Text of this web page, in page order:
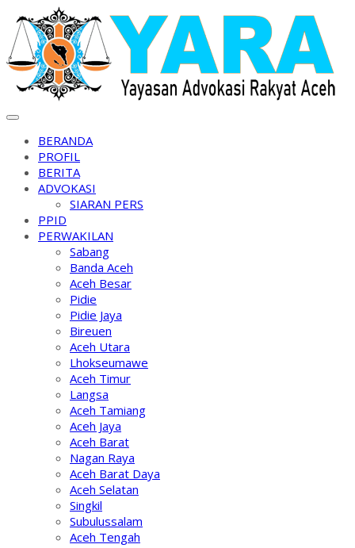
Skip
to
content
BERANDA
PROFIL
BERITA
ADVOKASI
SIARAN PERS
PPID
PERWAKILAN
Sabang
Banda Aceh
Aceh Besar
Pidie
Pidie Jaya
Bireuen
Aceh Utara
Lhokseumawe
Aceh Timur
Langsa
Aceh Tamiang
Aceh Jaya
Aceh Barat
Nagan Raya
Aceh Barat Daya
Aceh Selatan
Singkil
Subulussalam
Aceh Tengah